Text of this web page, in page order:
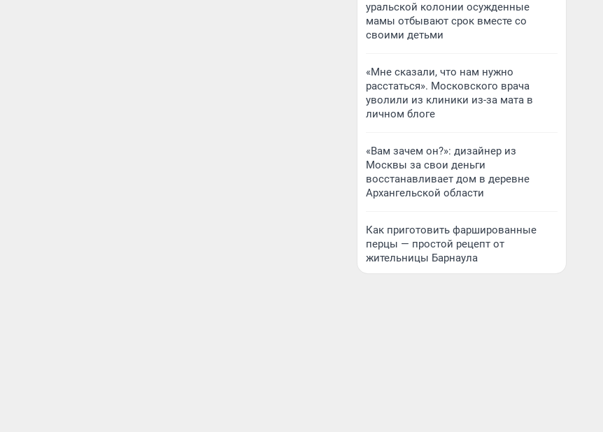
уральской колонии осужденные
мамы отбывают срок вместе со
своими детьми
«Мне сказали, что нам нужно
расстаться». Московского врача
уволили из клиники из-за мата в
личном блоге
«Вам зачем он?»: дизайнер из
Москвы за свои деньги
восстанавливает дом в деревне
Архангельской области
Как приготовить фаршированные
перцы — простой рецепт от
жительницы Барнаула